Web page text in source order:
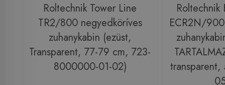
Roltechnik Tower Line
TR2/800 negyedköríves
zuhanykabin (ezüst,
Transparent, 77-79 cm, 723-
8000000-01-02)
Roltechnik
ECR2N/